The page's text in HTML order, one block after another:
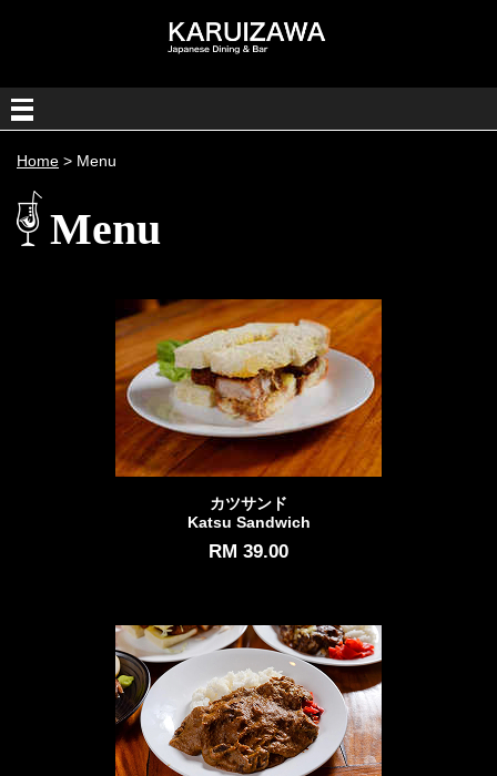
Home > Menu
Menu
カツサンド
Katsu Sandwich
RM 39.00